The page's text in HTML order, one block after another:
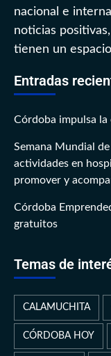
nacional e
noticias
tienen un
Entradas
Córdoba impulsa la
Semana Mundial
actividades en
promover y
Córdoba
gratuitos
Temas de
CALAMUCHITA
CÓRDOBA HOY